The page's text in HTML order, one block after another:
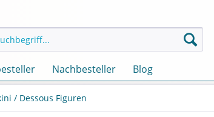
Nachbesteller Blog
/ Dessous Figuren